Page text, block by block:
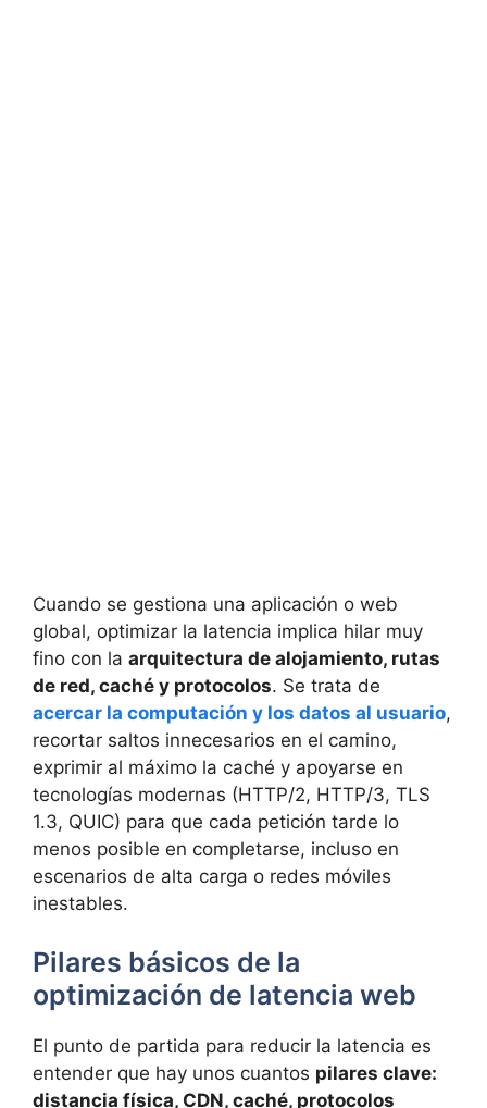
Cuando se gestiona una aplicación o web
global, optimizar la latencia implica hilar muy
fino con la arquitectura de alojamiento, rutas
de red, caché y protocolos. Se trata de
acercar la computación y los datos al usuario,
recortar saltos innecesarios en el camino,
exprimir al máximo la caché y apoyarse en
tecnologías modernas (HTTP/2, HTTP/3, TLS
1.3, QUIC) para que cada petición tarde lo
menos posible en completarse, incluso en
escenarios de alta carga o redes móviles
inestables.
Pilares básicos de la
optimización de latencia web
El punto de partida para reducir la latencia es
entender que hay unos cuantos pilares clave:
distancia física, CDN, caché, protocolos